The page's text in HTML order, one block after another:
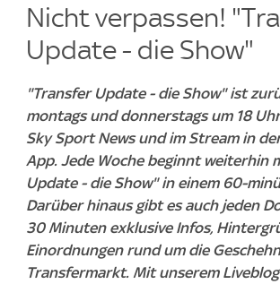
Nicht verpassen!
Update - die Show"
"Transfer Update - die Show" ist
montags und donnerstags um 18
Sky Sport News und im Stream in
App. Jede Woche beginnt weiterhin
Update - die Show" in einem 60-
Darüber hinaus gibt es auch jeden
30 Minuten exklusive Infos,
Einordnungen rund um die
Transfermarkt. Mit unserem